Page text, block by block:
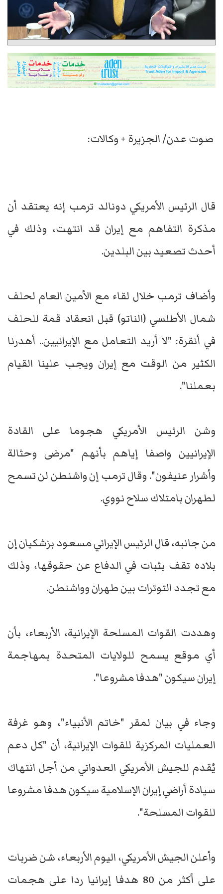
صوت عدن/ الجزيرة + وكالات:
قال الرئيس الأمريكي دونالد ترمب إنه يعتقد أن
مذكرة التفاهم مع إيران قد انتهت، وذلك في
أحدث تصعيد بين البلدين.
وأضاف ترمب خلال لقاء مع الأمين العام لحلف
شمال الأطلسي (الناتو) قبل انعقاد قمة للحلف
في أنقرة: "لا أريد التعامل مع الإيرانيين.. أهدرنا
الكثير من الوقت مع إيران ويجب علينا القيام
بعملنا".
وشن الرئيس الأمريكي هجوما على القادة
الإيرانيين واصفا إياهم بأنهم "مرضى وحثالة
وأشرار عنيفون". وقال ترمب إن واشنطن لن تسمح
لطهران بامتلاك سلاح نووي.
من جانبه، قال الرئيس الإيراني مسعود بزشكيان إن
بلاده تقف بثبات في الدفاع عن حقوقها، وذلك
مع تجدد التوترات بين طهران وواشنطن.
وهددت القوات المسلحة الإيرانية، الأربعاء، بأن
أي موقع يسمح للولايات المتحدة بمهاجمة
إيران سيكون "هدفا مشروعا".
وجاء في بيان لمقر "خاتم الأنبياء"، وهو غرفة
العمليات المركزية للقوات الإيرانية، أن "كل دعم
يُقدم للجيش الأمريكي العدواني من أجل انتهاك
سيادة أراضي إيران الإسلامية سيكون هدفا مشروعا
للقوات المسلحة".
وأعلن الجيش الأمريكي، اليوم الأربعاء، شن ضربات
على أكثر من 80 هدفا إيرانيا ردا على هجمات